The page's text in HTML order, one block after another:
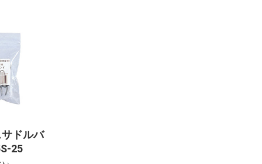
ドルバ
25